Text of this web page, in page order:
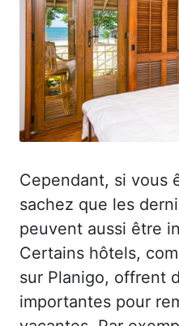
Cependant, si vous
sachez que les
peuvent aussi être
Certains hôtels,
sur Planigo, offrent
importantes pour